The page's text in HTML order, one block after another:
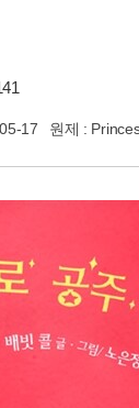
17 원제 :